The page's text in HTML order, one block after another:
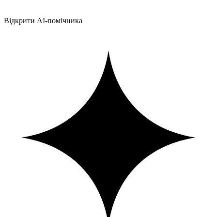
Відкрити AI-помічника